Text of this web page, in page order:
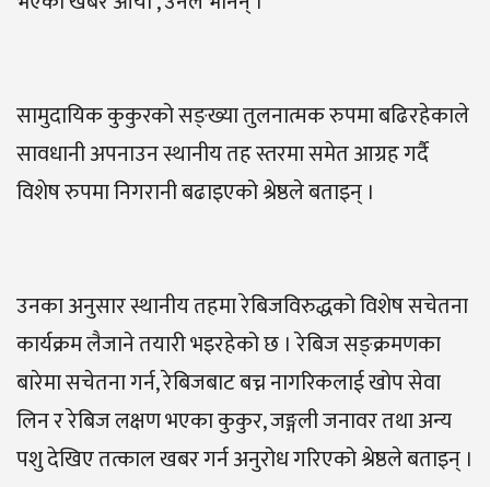
सामुदायिक कुकुरको सङ्ख्या तुलनात्मक रुपमा बढिरहेकाले
सावधानी अपनाउन स्थानीय तह स्तरमा समेत आग्रह गर्दै
विशेष रुपमा निगरानी बढाइएको श्रेष्ठले बताइन् ।
उनका अनुसार स्थानीय तहमा रेबिजविरुद्धको विशेष सचेतना
कार्यक्रम लैजाने तयारी भइरहेको छ । रेबिज सङ्क्रमणका
बारेमा सचेतना गर्न, रेबिजबाट बच्न नागरिकलाई खोप सेवा
लिन र रेबिज लक्षण भएका कुकुर, जङ्गली जनावर तथा अन्य
पशु देखिए तत्काल खबर गर्न अनुरोध गरिएको श्रेष्ठले बताइन् ।